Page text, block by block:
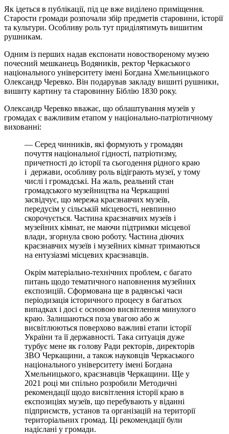
Як ідеться в публікації, під це вже виділено приміщення.
Старости громади розпочали збір предметів старовини, історії
та культури. Особливу роль тут приділятимуть вишитим
рушникам.
Одним із перших надав експонати новоствореному музею
почесний мешканець Водяників, ректор Черкаського
національного університету імені Богдана Хмельницького
Олександр Черевко. Він подарував закладу вишиті рушники,
вишиту картину та старовинну Біблію 1830 року.
Олександр Черевко вважає, що облаштування музеїв у
громадах є важливим етапом у національно-патріотичному
вихованні:
— Серед чинників, які формують у громадян
почуття національної гідності, патріотизму,
причетності до історії та сьогодення рідного краю
і держави, особливу роль відіграють музеї, у тому
числі і громадські. На жаль, реальний стан
громадського музейництва на Черкащині
засвідчує, що мережа краєзнавчих музеїв,
передусім у сільській місцевості, невпинно
скорочується. Частина краєзнавчих музеїв і
музейних кімнат, не маючи підтримки місцевої
влади, згорнула свою роботу. Частина діючих
краєзнавчих музеїв і музейних кімнат тримаються
на ентузіазмі місцевих краєзнавців.
Окрім матеріально-технічних проблем, є багато
питань щодо тематичного наповнення музейних
експозицій. Сформована ще в радянські часи
періодизація історичного процесу в багатьох
випадках і досі є основою висвітлення минулого
краю. Залишаються поза увагою або ж
висвітлюються поверхово важливі етапи історії
України та її державності. Така ситуація дуже
турбує мене як голову Ради ректорів, директорів
ЗВО Черкащини, а також науковців Черкаського
національного університету імені Богдана
Хмельницького, краєзнавців Черкащини. Ще у
2021 році ми спільно розробили Методичні
рекомендації щодо висвітлення історії краю в
експозиціях музеїв, що перебувають у віданні
підприємств, установ та організацій на території
територіальних громад. Ці рекомендації були
надіслані у громади.